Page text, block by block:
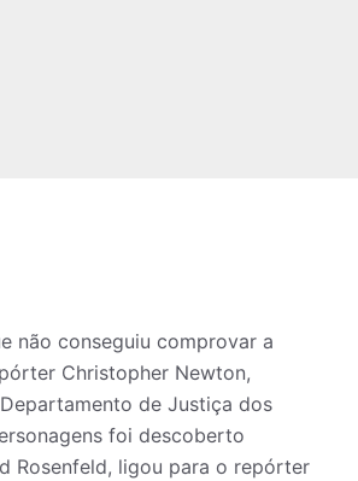
não conseguiu comprovar a
Christopher Newton,
de Justiça dos
foi descoberto
Rosenfeld, ligou para o repórter